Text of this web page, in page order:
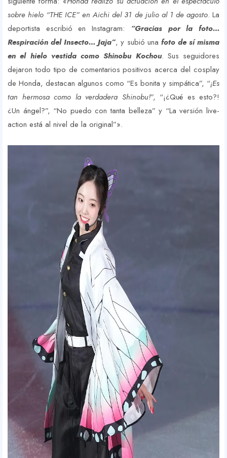
sobre hielo “THE ICE” en Aichi del 31 de julio al 1 de agosto. La
deportista escribió en Instagram: “Gracias por la foto…
Respiración del Insecto… Jaja”, y subió una foto de sí misma
en el hielo vestida como Shinobu Kochou. Sus seguidores
dejaron todo tipo de comentarios positivos acerca del cosplay
de Honda, destacan algunos como “Es bonita y simpática”, “¡Es
tan hermosa como la verdadera Shinobu!”, “¡¿Qué es esto?!
¿Un ángel?”, “No puedo con tanta belleza” y “La versión live-
action está al nivel de la original”».